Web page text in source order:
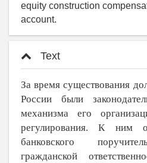
equity construction
account.
Text
За время существования
России были
механизма его
регулирования. К ним
банковского
гражданской